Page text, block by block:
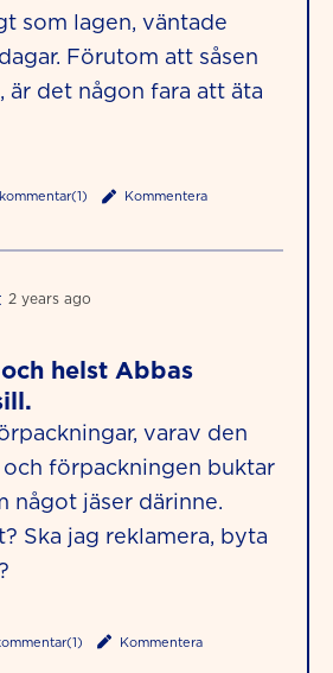
som lagen, väntade
Förutom att såsen
är det någon fara att äta
Kommentera
2 years ago
helst Abbas
varav den
förpackningen buktar
något jäser därinne.
Ska jag reklamera, byta
Kommentera